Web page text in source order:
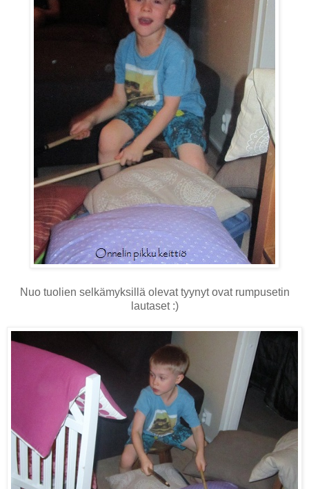
Nuo tuolien selkämyksillä olevat tyynyt ovat rumpusetin
lautaset :)